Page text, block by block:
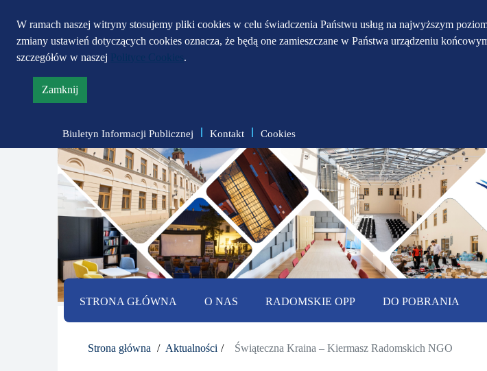
W ramach naszej witryny stosujemy pliki cookies w celu świadczenia Państwu usług na najwyższym
zmiany ustawień dotyczących cookies oznacza, że będą one zamieszczane w Państwa urządzeniu
szczegółów w naszej
.
Zamknij
informację
polityce
prywatności
Przejdź do
menu
Przejdź do
Przejdź do
serwisu
Biuletyn Informacji Publicznej Kontakt Cookies
STRONA GŁÓWNA O NAS RADOMSKIE OPP DO POBRANIA
Strona główna Aktualności Świąteczna Kraina – Kiermasz Radomskich NGO